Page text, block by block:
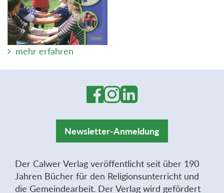
mehr erfahren
Newsletter-Anmeldung
Der Calwer Verlag veröffentlicht seit über 190
Jahren Bücher für den Religionsunterricht und
die Gemeindearbeit. Der Verlag wird gefördert